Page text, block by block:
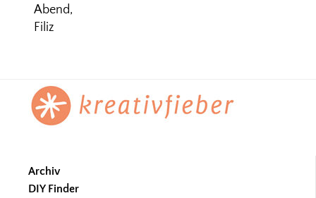
Abend,
Filiz
Footer
Archiv
DIY Finder